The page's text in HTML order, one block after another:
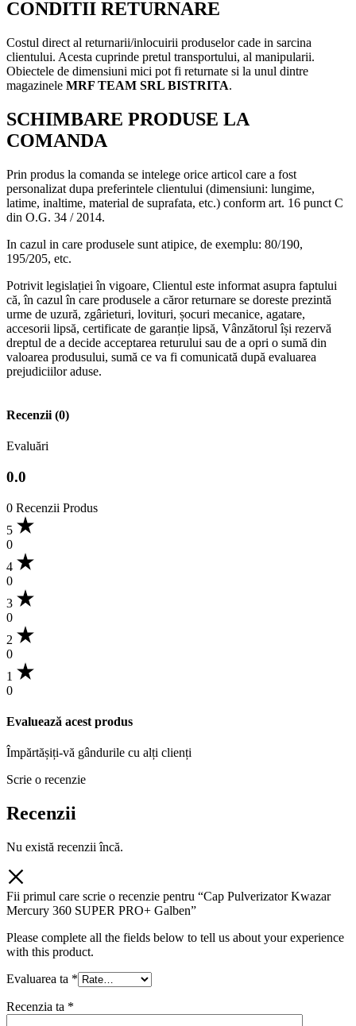
CONDITII RETURNARE
Costul direct al returnarii/inlocuirii produselor cade in sarcina
clientului. Acesta cuprinde pretul transportului, al manipularii.
Obiectele de dimensiuni mici pot fi returnate si la unul dintre
magazinele MRF TEAM SRL BISTRITA.
SCHIMBARE PRODUSE LA
COMANDA
Prin produs la comanda se intelege orice articol care a fost
personalizat dupa preferintele clientului (dimensiuni: lungime,
latime, inaltime, material de suprafata, etc.) conform art. 16 punct C
din O.G. 34 / 2014.
In cazul in care produsele sunt atipice, de exemplu: 80/190,
195/205, etc.
Potrivit legislației în vigoare, Clientul este informat asupra faptului
că, în cazul în care produsele a căror returnare se doreste prezintă
urme de uzură, zgârieturi, lovituri, șocuri mecanice, agatare,
accesorii lipsă, certificate de garanție lipsă, Vânzătorul își rezervă
dreptul de a decide acceptarea returului sau de a opri o sumă din
valoarea produsului, sumă ce va fi comunicată după evaluarea
prejudiciilor aduse.
Recenzii (0)
Evaluări
0.0
0 Recenzii Produs
5
0
4
0
3
0
2
0
1
0
Evaluează acest produs
Împărtășiți-vă gândurile cu alți clienți
Scrie o recenzie
Recenzii
Nu există recenzii încă.
Fii primul care scrie o recenzie pentru “Cap Pulverizator Kwazar
Mercury 360 SUPER PRO+ Galben”
Please complete all the fields below to tell us about your experience
with this product.
Evaluarea ta *
Recenzia ta *